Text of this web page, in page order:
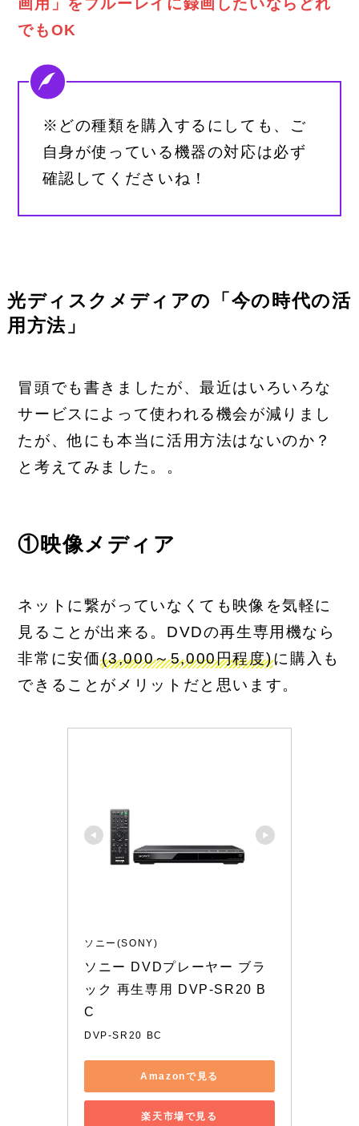
でもOK
※どの種類を購入するにしても、ご
自身が使っている機器の対応は必ず
確認してくださいね！
光ディスクメディアの「今の時代の活
用方法」
冒頭でも書きましたが、最近はいろいろな
サービスによって使われる機会が減りまし
たが、他にも本当に活用方法はないのか？
と考えてみました。。
①映像メディア
ネットに繋がっていなくても映像を気軽に
見ることが出来る。DVDの再生専用機なら
非常に安価(3,000～5,000円程度)に購入も
できることがメリットだと思います。
ソニー(SONY)
ソニー DVDプレーヤー ブラ
ック 再生専用 DVP-SR20 B
C
DVP-SR20 BC
Amazonで見る
楽天市場で見る